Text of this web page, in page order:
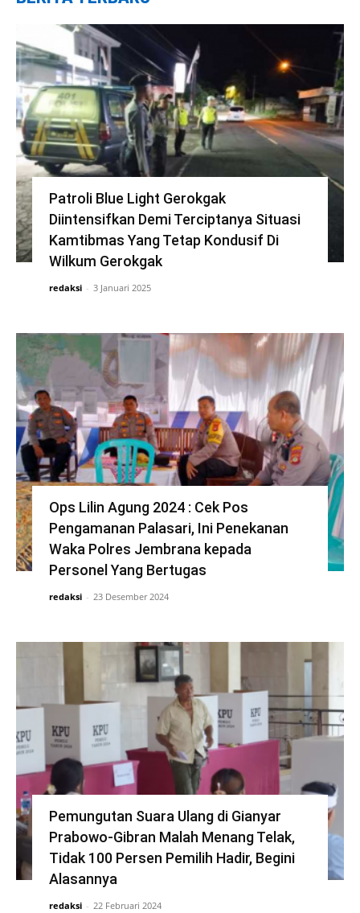
Patroli Blue Light Gerokgak
Diintensifkan Demi Terciptanya Situasi
Kamtibmas Yang Tetap Kondusif Di
Wilkum Gerokgak
redaksi - 3 Januari 2025
Ops Lilin Agung 2024 : Cek Pos
Pengamanan Palasari, Ini Penekanan
Waka Polres Jembrana kepada
Personel Yang Bertugas
redaksi - 23 Desember 2024
Pemungutan Suara Ulang di Gianyar
Prabowo-Gibran Malah Menang Telak,
Tidak 100 Persen Pemilih Hadir, Begini
Alasannya
redaksi - 22 Februari 2024